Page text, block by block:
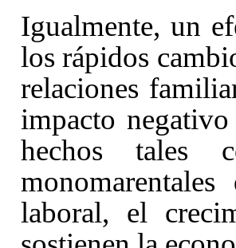
Igualmente, un
los rápidos
relaciones
impacto
hechos tales
laboral, el